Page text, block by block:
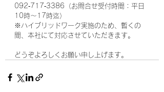
092‐717‐3386（お問合せ受付時間：平日
10時～17時迄）
※ハイブリッドワーク実施のため、暫くの
間、本社にて対応させていただきます。
どうぞよろしくお願い申し上げます。